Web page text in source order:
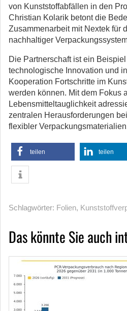
von Kunststoffabfällen in den
Christian Kolarik betont die
Zusammenarbeit mit Nextek für
nachhaltiger
Die Partnerschaft ist ein
technologische Innovation und
Kooperation Fortschritte im
werden können. Mit dem Fokus
Lebensmitteltauglichkeit
zentralen Herausforderungen
flexibler
teilen teilen
Schlagwörter: Folien,
Das könnte Sie auch